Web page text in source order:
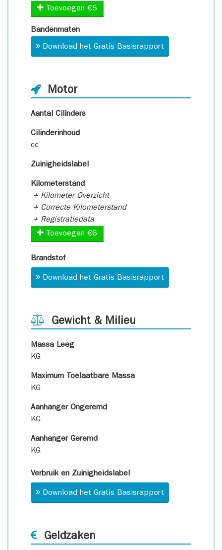
Toevoegen €5
Bandenmaten
Download het Gratis Basisrapport
Motor
Aantal Cilinders
Cilinderinhoud
cc
Zuinigheidslabel
Kilometerstand
+ Kilometer Overzicht
+ Correcte Kilometerstand
+ Registratiedata
Toevoegen €6
Brandstof
Download het Gratis Basisrapport
Gewicht & Milieu
Massa Leeg
KG
Maximum Toelaatbare Massa
KG
Aanhanger Ongeremd
KG
Aanhanger Geremd
KG
Verbruik en Zuinigheidslabel
Download het Gratis Basisrapport
Geldzaken